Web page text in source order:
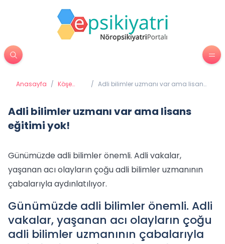
Anasayfa / Köşe
/ Adli bilimler uzmanı var ama lisans
Adli bilimler uzmanı var ama lisans
eğitimi yok!
Günümüzde adli bilimler önemli. Adli vakalar,
yaşanan acı olayların çoğu adli bilimler uzmanının
çabalarıyla aydınlatılıyor.
Günümüzde adli bilimler önemli. Adli
vakalar, yaşanan acı olayların çoğu
adli bilimler uzmanının çabalarıyla